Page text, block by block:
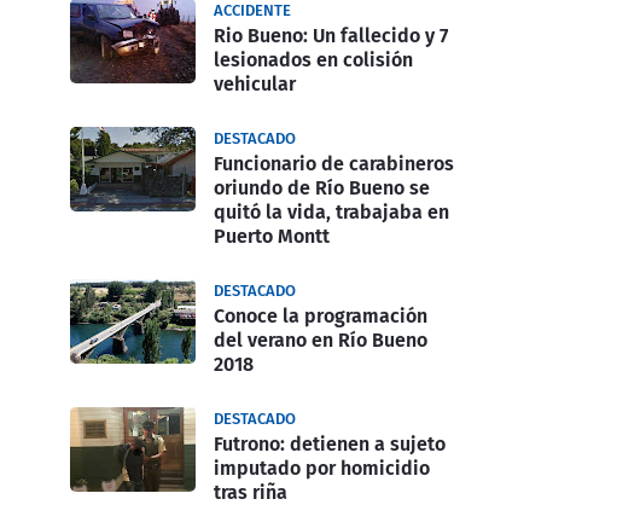
ACCIDENTE
Rio Bueno: Un fallecido y 7
lesionados en colisión
vehicular
DESTACADO
Funcionario de carabineros
oriundo de Río Bueno se
quitó la vida, trabajaba en
Puerto Montt
DESTACADO
Conoce la programación
del verano en Río Bueno
2018
DESTACADO
Futrono: detienen a sujeto
imputado por homicidio
tras riña